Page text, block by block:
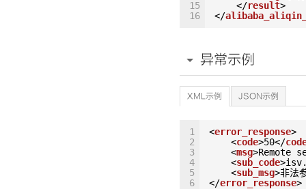
15
16
</result>
</
异常示例
XML示例 JSON示例
1
2
3
4
5
6
<error_response>
<code>50</
<msg>Remote
<sub_code
<sub_msg>非法
</error_response>